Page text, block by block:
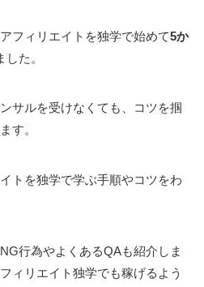
フィリエイトを独学で始めて5か
した。
サルを受けなくても、コツを掴
す。
トを独学で学ぶ手順やコツをわ
行為やよくあるQAも紹介しま
ィリエイト独学でも稼げるよう